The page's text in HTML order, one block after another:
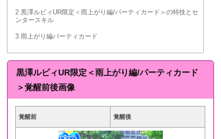
2 黒澤ルビィUR限定＜雨上がり編/パーティカード＞の特技とセ
ンタースキル
3 雨上がり編パーティカード
黒澤ルビィUR限定＜雨上がり編/パーティカード
＞覚醒前後画像
覚醒前 覚醒後